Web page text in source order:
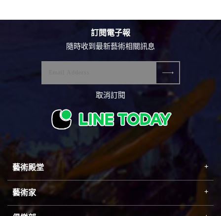
藝術殿堂
藝術家
訂閱電子報
隨時收到最新藝術相關訊息
取消訂閱